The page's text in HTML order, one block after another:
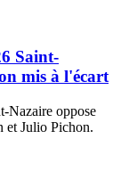
Saint-
mis à l'écart
Nazaire oppose
et Julio Pichon.